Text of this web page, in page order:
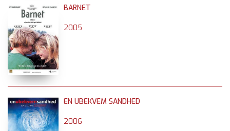
BARNET
2005
EN UBEKVEM SANDHED
2006